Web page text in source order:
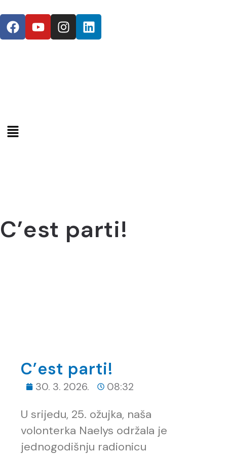
C’est parti!
C’est parti!
30. 3. 2026. 08:32
U srijedu, 25. ožujka, naša
volonterka Naelys održala je
jednogodišnju radionicu